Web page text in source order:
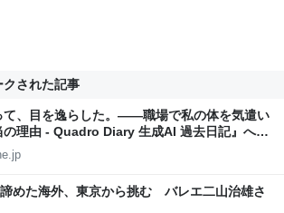
クされた記事
て、目を逸らした。——職場で私の体を気遣い
の理由 - Quadro Diary 生成AI 過去日記』への
めた海外、東京から挑む バレエ二山治雄さ